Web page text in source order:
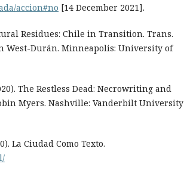
accion#no [14 December 2021].
Residues: Chile in Transition. Trans.
West-Durán. Minneapolis: University of
The Restless Dead: Necrowriting and
Myers. Nashville: Vanderbilt University
La Ciudad Como Texto.